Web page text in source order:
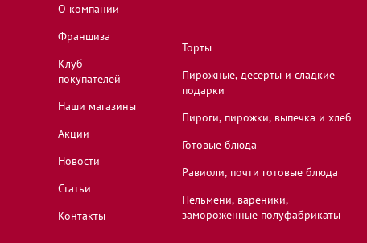
О компании
Франшиза
Клуб
покупателей
Наши магазины
Акции
Новости
Статьи
Контакты
Торты
Пирожные, десерты и сладкие
подарки
Пироги, пирожки, выпечка и хлеб
Готовые блюда
Равиоли, почти готовые блюда
Пельмени, вареники,
замороженные полуфабрикаты